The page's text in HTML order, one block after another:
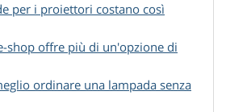
per i proiettori costano così
shop offre più di un'opzione di
ordinare una lampada senza